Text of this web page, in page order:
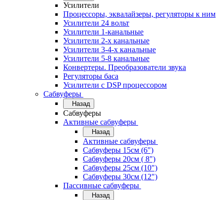
Усилители
Процессоры, эквалайзеры, регуляторы к ним
Усилители 24 вольт
Усилители 1-канальные
Усилители 2-х канальные
Усилители 3-4-х канальные
Усилители 5-8 канальные
Конвертеры. Преобразователи звука
Регуляторы баса
Усилители с DSP процессором
Сабвуферы
Назад
Сабвуферы
Активные сабвуферы
Назад
Активные сабвуферы
Сабвуферы 15см (6")
Сабвуферы 20см ( 8")
Сабвуферы 25см (10")
Сабвуферы 30см (12")
Пассивные сабвуферы
Назад